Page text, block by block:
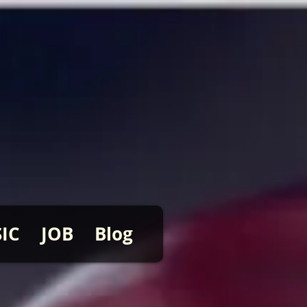
JOB Blog